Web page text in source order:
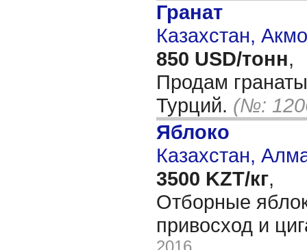
Гранат
Казахстан,
850 USD/тонн,
Продам
Турций. (№:
Яблоко
Казахстан,
3500 KZT/кг,
Отборные
привосход и
2016